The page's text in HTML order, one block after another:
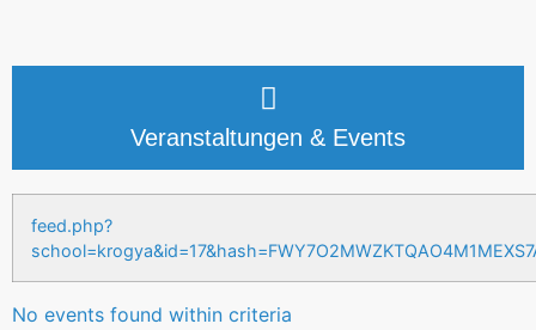
Veranstaltungen & Events
feed.php?
No events found within criteria